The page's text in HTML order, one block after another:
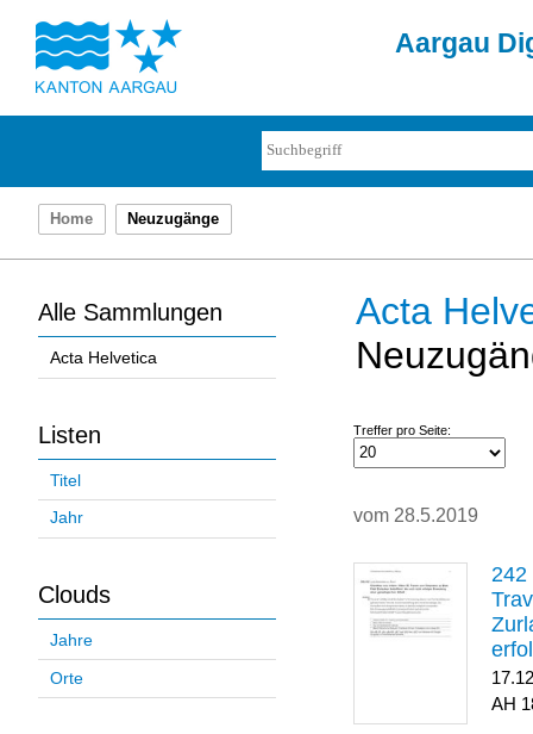
Aargau
Home Neuzugänge
Alle Sammlungen
Acta Helvetica
Listen
Titel
Jahr
Clouds
Jahre
Orte
Acta
Treffer pro Seite:
vom 28.5.2019